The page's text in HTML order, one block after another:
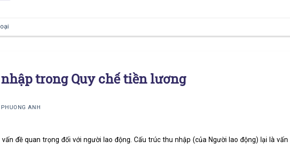
trong Quy chế tiền lương
PHUONG ANH
đề quan trọng đối với người lao động. Cấu trúc thu nhập (của Người lao động) lại là vấn